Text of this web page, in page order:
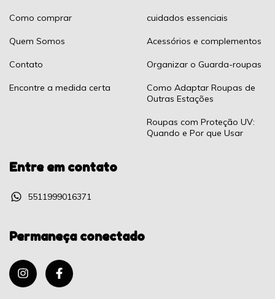
Como comprar
Quem Somos
Contato
Encontre a medida certa
cuidados essenciais
Acessórios e complementos
Organizar o Guarda-roupas
Como Adaptar Roupas de
Outras Estações
Roupas com Proteção UV:
Quando e Por que Usar
Entre em contato
5511999016371
Permaneça conectado